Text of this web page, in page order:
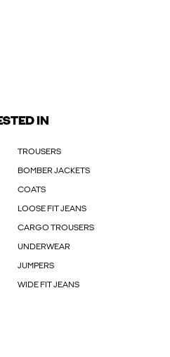
IN
TROUSERS
BOMBER JACKETS
COATS
LOOSE FIT JEANS
CARGO TROUSERS
UNDERWEAR
JUMPERS
WIDE FIT JEANS